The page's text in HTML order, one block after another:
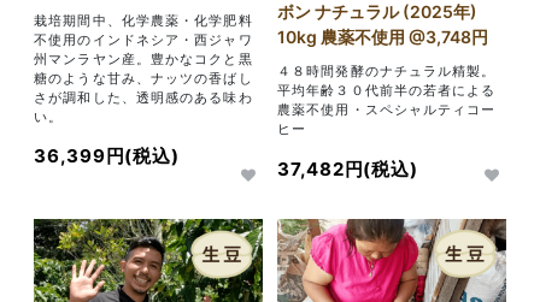
栽培期間中、化学農薬・化学肥料
不使用のインドネシア・西ジャワ
州マンラヤン産。豊かなコクと黒
糖のような甘み、ナッツの香ばし
さが調和した、透明感のある味わ
い。
36,399円(税込)
ボン ナチュラル (2025年)
10kg 農薬不使用 @3,748円
４８時間発酵のナチュラル精製。
平均年齢３０代前半の若者による
農薬不使用・スペシャルティコー
ヒー
37,482円(税込)